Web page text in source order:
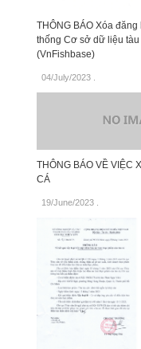
THÔNG BÁO Xóa
thống Cơ sở dữ liệu tàu
(VnFishbase)
04/July/2023.
THÔNG BÁO VỀ VIỆC
CÁ
19/June/2023.